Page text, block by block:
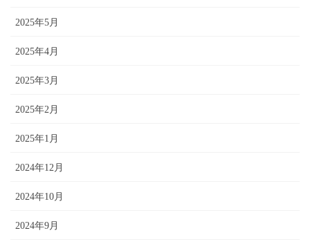
2025年5月
2025年4月
2025年3月
2025年2月
2025年1月
2024年12月
2024年10月
2024年9月